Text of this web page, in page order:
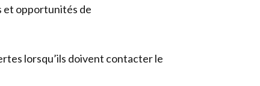
et opportunités de
lorsqu’ils doivent contacter le